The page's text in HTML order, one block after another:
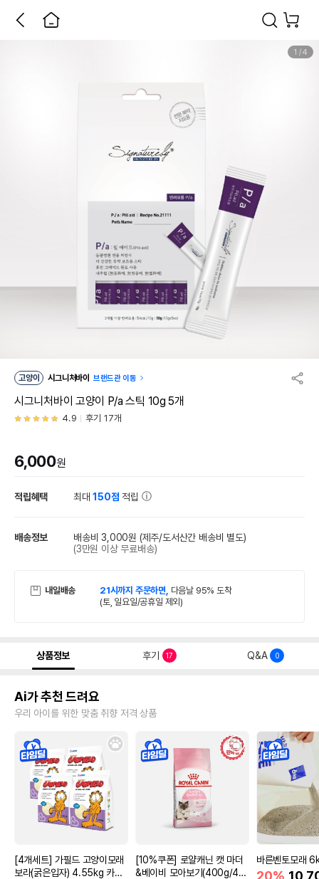
1 /4
고양이 시그니처바이 브랜드관 이동
시그니처바이 고양이 P/a 스틱 10g 5개
4.9 후기 17개
6,000원
적립혜택 최대150점 적립
배송정보 배송비 3,000원 (제주/도서산간 배송비 별도)
(3만원 이상 무료배송)
내일배송 21시까지 주문하면, 다음날 95% 도착
(토, 일요일/공휴일 제외)
상품정보 후기 17 Q&A 0
Ai가 추천 드려요
우리 아이를 위한 맞춤 취향 저격 상품
[4개세트] 가필드 고양이모래
보라(굵은입자) 4.55kg 카사
[10%쿠폰] 로얄캐닌 캣 마더
&베이비 모아보기(400g/4/1
바른벤토모래
20%